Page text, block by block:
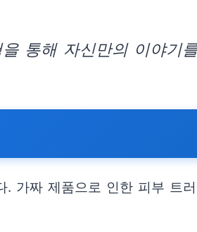
통해 자신만의 이야기
가짜 제품으로 인한 피부 트